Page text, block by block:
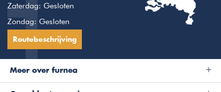
Zaterdag: Gesloten
Zondag: Gesloten
Routebeschrijving
Meer over furnea